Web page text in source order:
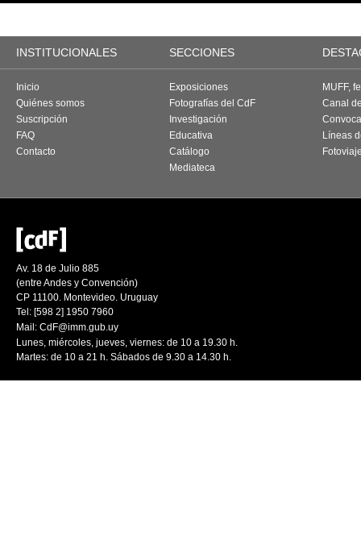
INSTITUCIONALES SECCIONES
Inicio
Quiénes somos
Suscripción
FAQ
Contacto
Exposiciones
Fotografías del CdF
Investigación
Educativa
Catálogo
Mediateca
MUFF,
Canal
Líneas
Av. 18 de Julio 885
(entre Andes y Convención)
CP 11100. Montevideo. Uruguay
Tel: [598 2] 1950 7960
Mail: CdF@imm.gub.uy
Lunes, miércoles, jueves, viernes: de 10 a 19.30 h.
Martes: de 10 a 21 h. Sábados de 9.30 a 14.30 h.